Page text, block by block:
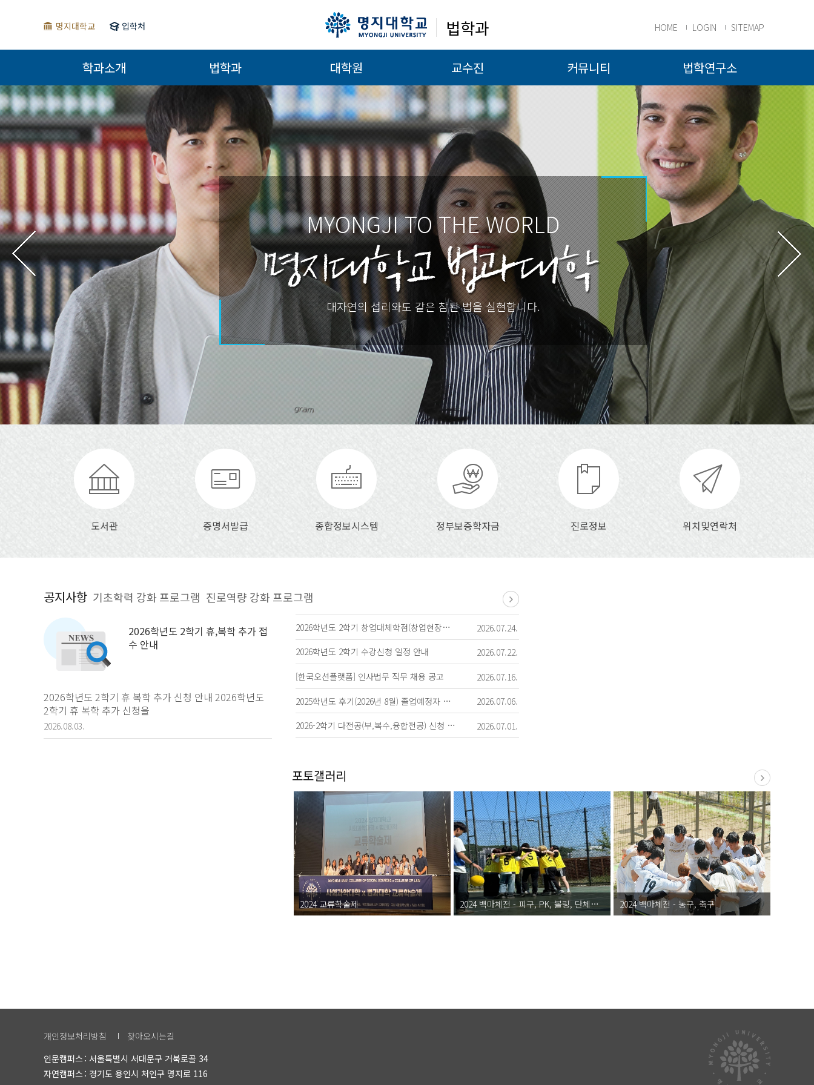
명지대학교 입학처 법학과 HOME LOGIN SITEMAP
학과소개 법학과 대학원 교수진 커뮤니티 법학연구소
MYONGJI TO THE WORLD
대자연의 섭리와도 같은 참된 법을 실현합니다.
도서관 증명서발급 종합정보시스템 정부보증학자금 진로정보 위치및연락처
2026학년도 2학기 휴,복학 추가 접
수 안내
2026학년도 2학기 휴 복학 추가 신청 안내 2026학년도
2학기 휴 복학 추가 신청을
2026.08.03.
2026학년도 2학기 창업대체학점(창업현장실습)과 창업휴학 접수 안내
2026.07.24.
2026학년도 2학기 수강신청 일정 안내
2026.07.22.
[한국오션플랫폼] 인사법무 직무 채용 공고
2026.07.16.
2025학년도 후기(2026년 8월) 졸업예정자 학사학위 취득 유예(졸업유예) 신청 안내
2026.07.06.
2026-2학기 다전공(부,복수,융합전공) 신청 및 포기원서 제출 안내(7.6~7.10 1
2026.07.01.
2024 교류학술제 2024 백마체전 - 피구, PK, 볼링, 단체줄넘기 2024 백마체전 - 농구, 축구
개인정보처리방침
찾아오시는길
인문캠퍼스 서울특별시 서대문구 거북로골 34
자연캠퍼스 경기도 용인시 처인구 명지로 116